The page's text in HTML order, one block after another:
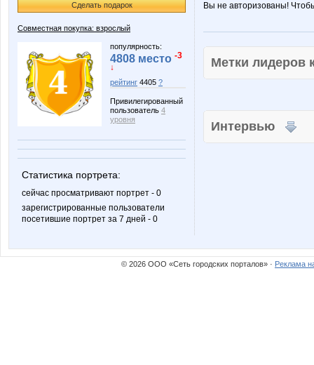
Сделать подарок
Совместная покупка: взрослый
популярность:
4808 место -3
↓
рейтинг 4405 ?
Привилегированный
пользователь 4
уровня
Статистика портрета:
сейчас просматривают портрет - 0
зарегистрированные пользователи
посетившие портрет за 7 дней - 0
Вы не авторизованы!
Метки
Интервью
© 2026 ООО «Сеть городских порталов» · Реклама